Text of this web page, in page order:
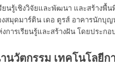
นรู้เชิงวิจัยและพัฒนา และสร้างพื้
สมุดมาร์ติน เดอ ตูรส์ อาคารนักบุญ
การเรียนรู้และสร้างฝัน โดยประกอ
วัตกรรม เทคโนโลยีก